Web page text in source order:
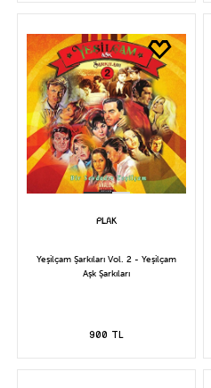
Yeşilçam Şarkıları Vol. 2 - Yeşilçam
Aşk Şarkıları
900 TL